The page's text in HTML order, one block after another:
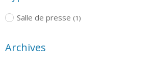
Salle de presse (1)
Archives